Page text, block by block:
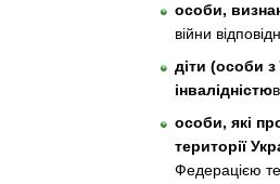
особи,
війни
діти (особи з
інвалідністю
особи, які
території
Федерацією